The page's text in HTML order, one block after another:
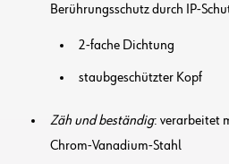
Berührungsschutz durch IP-
2-fache Dichtung
staubgeschützter Kopf
Zäh und beständig: verarbeitet
Chrom-Vanadium-Stahl